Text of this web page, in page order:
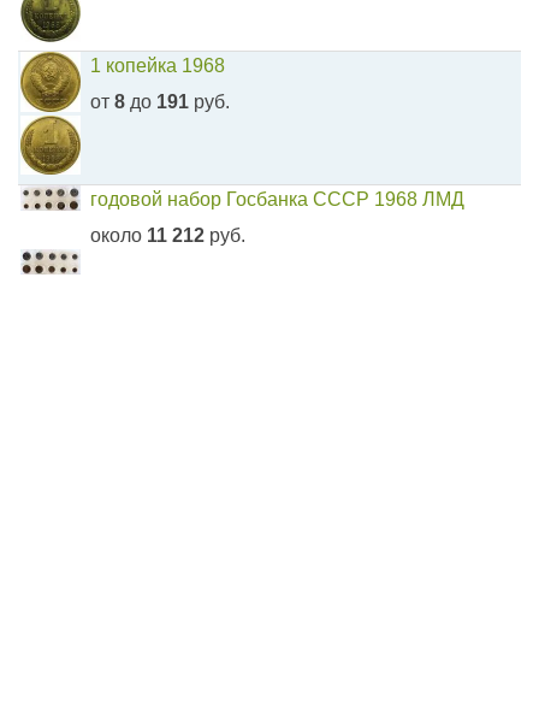
1 копейка 1968
от 8 до 191 руб.
годовой набор Госбанка СССР 1968 ЛМД
около 11 212 руб.